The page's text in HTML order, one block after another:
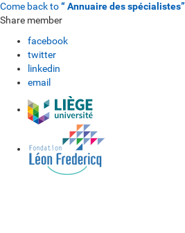
Come back to“ Annuaire des spécialistes”
Share member
facebook
twitter
linkedin
email